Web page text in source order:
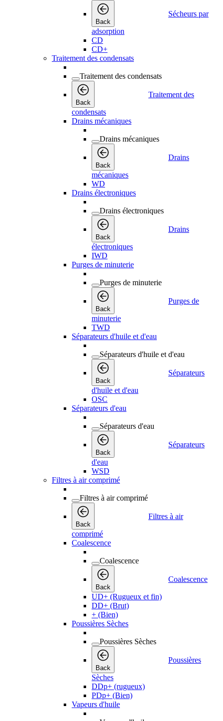
Back
Sécheurs par
adsorption
CD
CD+
Traitement des condensats
Traitement des condensats
Back
Traitement des
condensats
Drains mécaniques
Drains mécaniques
Back
Drains
mécaniques
WD
Drains électroniques
Drains électroniques
Back
Drains
électroniques
IWD
Purges de minuterie
Purges de minuterie
Back
Purges de
minuterie
TWD
Séparateurs d'huile et d'eau
Séparateurs d'huile et d'eau
Back
Séparateurs
d'huile et d'eau
OSC
Séparateurs d'eau
Séparateurs d'eau
Back
Séparateurs
d'eau
WSD
Filtres à air comprimé
Filtres à air comprimé
Back
Filtres à air
comprimé
Coalescence
Coalescence
Back
Coalescence
UD+ (Rugueux et fin)
DD+ (Brut)
+ (Bien)
Poussières Sèches
Poussières Sèches
Back
Poussières
Sèches
DDp+ (rugueux)
PDp+ (Bien)
Vapeurs d'huile